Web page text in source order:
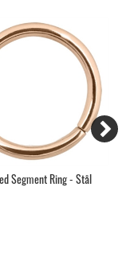
Segment Ring - Stål